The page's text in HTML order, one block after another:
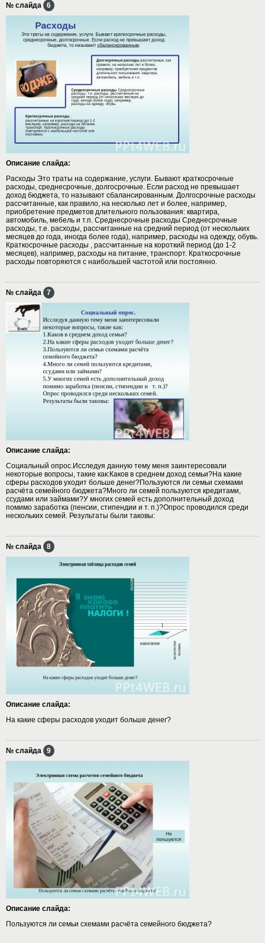
№ слайда 6
Описание слайда:
Расходы Это траты на содержание, услуги. Бывают краткосрочные
расходы, среднесрочные, долгосрочные. Если расход не превышает
доход бюджета, то называют сбалансированным. Долгосрочные расходы
рассчитанные, как правило, на несколько лет и более, например,
приобретение предметов длительного пользования: квартира,
автомобиль, мебель и т.п. Среднесрочные расходы Среднесрочные
расходы, т.е. расходы, рассчитанные на средний период (от нескольких
месяцев до года, иногда более года), например, расходы на одежду, обувь.
Краткосрочные расходы , рассчитанные на короткий период (до 1-2
месяцев), например, расходы на питание, транспорт. Краткосрочные
расходы повторяются с наибольшей частотой или постоянно.
№ слайда 7
Описание слайда:
Социальный опрос.Исследуя данную тему меня заинтересовали
некоторые вопросы, такие как:Каков в среднем доход семьи?На какие
сферы расходов уходит больше денег?Пользуются ли семьи схемами
расчёта семейного бюджета?Много ли семей пользуются кредитами,
ссудами или займами?У многих семей есть дополнительный доход
помимо заработка (пенсии, стипендии и т. п.)?Опрос проводился среди
нескольких семей. Результаты были таковы:
№ слайда 8
Описание слайда:
На какие сферы расходов уходит больше денег?
№ слайда 9
Описание слайда:
Пользуются ли семьи схемами расчёта семейного бюджета?